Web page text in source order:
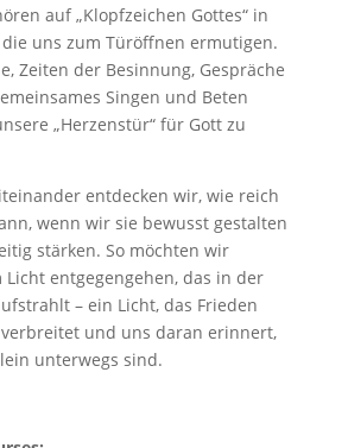
auf „Klopfzeichen Gottes“ in
uns zum Türöffnen ermutigen.
Zeiten der Besinnung, Gespräche
Singen und Beten
„Herzenstür“ für Gott zu
entdecken wir, wie reich
wenn wir sie bewusst gestalten
stärken. So möchten wir
Licht entgegengehen, das in der
– ein Licht, das Frieden
und uns daran erinnert,
unterwegs sind.